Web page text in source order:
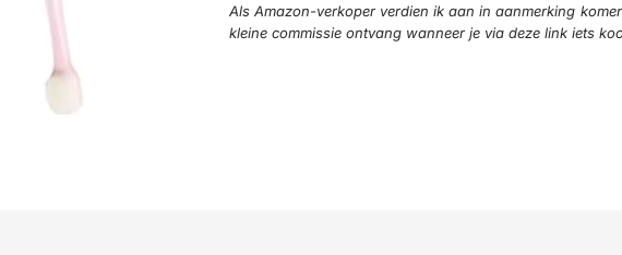
Als Amazon-verkoper verdien ik aan in aanmerking
kleine commissie ontvang wanneer je via deze link iets